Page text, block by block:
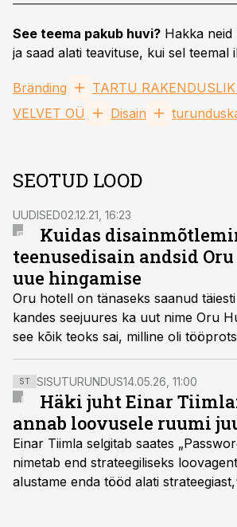
See teema pakub huvi? Hakka neid
ja saad alati teavituse, kui sel teemal
Bränding
TARTU RAKENDUSLIK
VELVET OÜ
Disain
SEOTUD LOOD
UUDISED02.12.21, 16:23
Kuidas
teenusedisain andsid
uue hingamise
Oru hotell on tänaseks saanud
kandes seejuures ka uut nime Oru
see kõik teoks sai, milline oli
tulemusega rahule jäädi, räägivad
Velveti brändingu tiimi juht Kadri Ann
Mäenurm Oru Hub Hotelist.
ST SISUTURUNDUS14.05.26, 11:00
Häki juht Einar
annab loovusele ruumi
Einar Tiimla selgitab saates
nimetab end strateegiliseks
alustame enda tööd alati